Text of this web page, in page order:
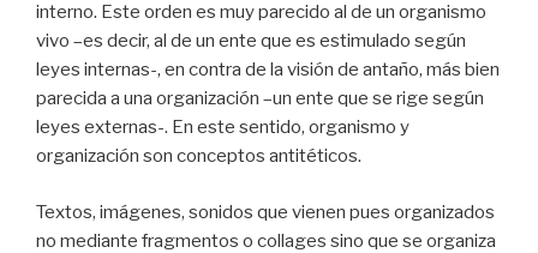
interno. Este orden es muy parecido al de un organismo
vivo –es decir, al de un ente que es estimulado según
leyes internas-, en contra de la visión de antaño, más bien
parecida a una organización –un ente que se rige según
leyes externas-. En este sentido, organismo y
organización son conceptos antitéticos.
Textos, imágenes, sonidos que vienen pues organizados
no mediante fragmentos o collages sino que se organiza